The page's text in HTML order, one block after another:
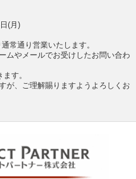
(月)
常通り営業いたします。
ムやメールでお受けしたお問い合わ
す。
が、ご理解賜りますようよろしくお